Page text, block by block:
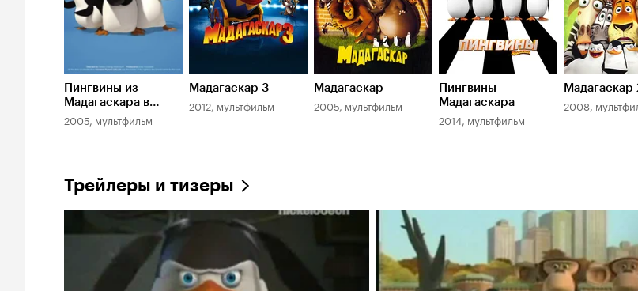
Пингвины из
Мадагаскара в
рождественских
приключениях
2005, мультфильм
Мадагаскар 3
2012, мультфильм
Мадагаскар
2005, мультфильм
Пингвины
Мадагаскара
2014, мультфильм
Мадагаскар
2008,
Трейлеры и тизеры